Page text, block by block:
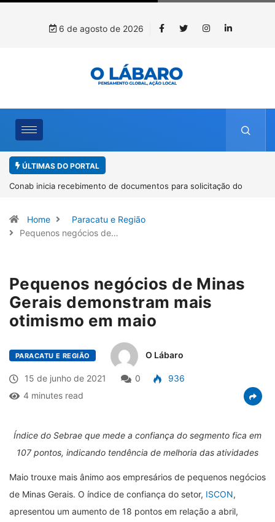
6 de agosto de 2026
ÚLTIMAS DO PORTAL
Workshop internacional debate futuro da piscicultura com
Home
Paracatu e Região
Pequenos negócios de…
Pequenos negócios de Minas
Gerais demonstram mais
otimismo em maio
PARACATU E REGIÃO O Lábaro
15 de junho de 2021 0
936
4 minutes read
Índice do Sebrae que mede a confiança do segmento fica em
107 pontos, indicando tendência de melhoria das atividades
Maio trouxe mais ânimo aos empresários de pequenos negócios
de Minas Gerais. O índice de confiança do setor, ISCON,
apresentou um aumento de 18 pontos em relação a abril,